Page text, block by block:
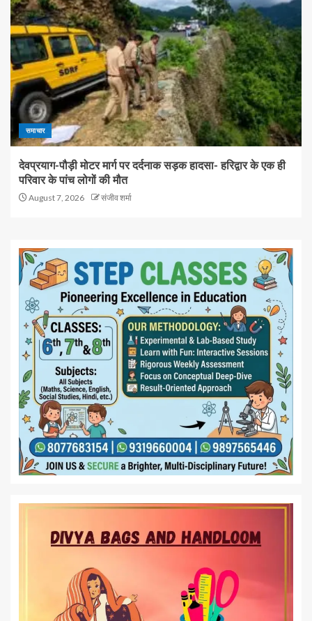
समाचार
देवप्रयाग-पौड़ी मोटर मार्ग पर दर्दनाक सड़क हादसा- हरिद्वार के एक ही
परिवार के पांच लोगों की मौत
August 7, 2026 संजीव शर्मा